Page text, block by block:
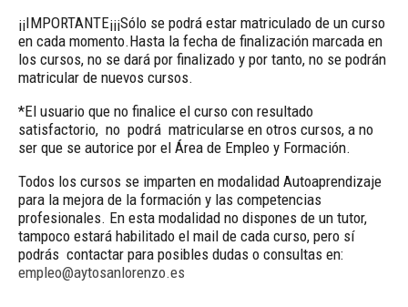
¡¡IMPORTANTE¡¡¡Sólo se podrá estar matriculado de un curso
en cada momento.Hasta la fecha de finalización marcada en
los cursos, no se dará por finalizado y por tanto, no se podrán
matricular de nuevos cursos.
*El usuario que no finalice el curso con resultado
satisfactorio, no podrá matricularse en otros cursos, a no
ser que se autorice por el Área de Empleo y Formación.
Todos los cursos se imparten en modalidad Autoaprendizaje
para la mejora de la formación y las competencias
profesionales. En esta modalidad no dispones de un tutor,
tampoco estará habilitado el mail de cada curso, pero sí
podrás contactar para posibles dudas o consultas en:
empleo@aytosanlorenzo.es